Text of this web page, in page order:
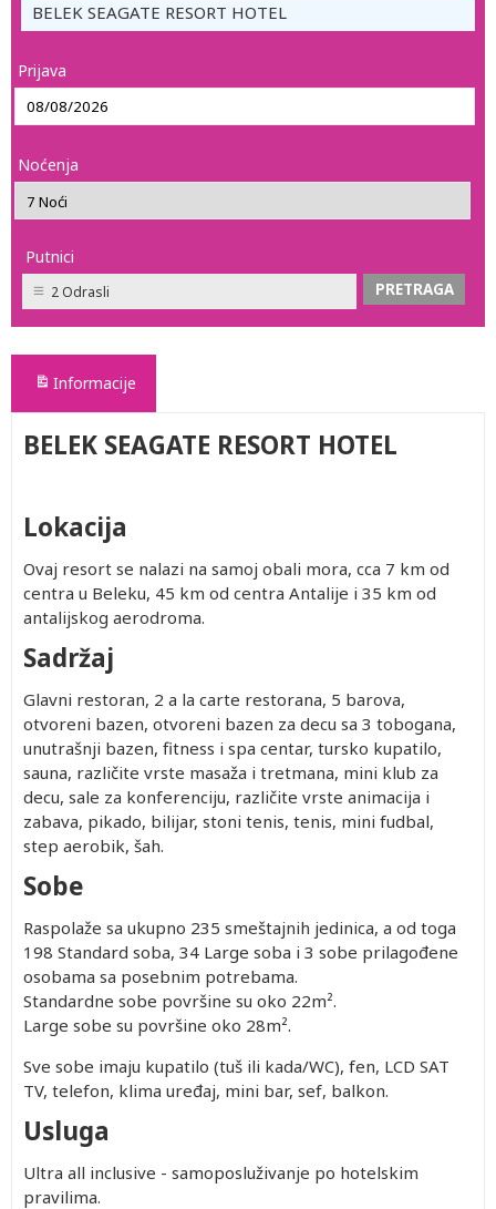
BELEK SEAGATE RESORT HOTEL
Prijava
Noćenja
Putnici
2 Odrasli
Informacije
BELEK SEAGATE RESORT HOTEL
Lokacija
Ovaj resort se nalazi na samoj obali mora, cca 7 km od
centra u Beleku, 45 km od centra Antalije i 35 km od
antalijskog aerodroma.
Sadržaj
Glavni restoran, 2 a la carte restorana, 5 barova,
otvoreni bazen, otvoreni bazen za decu sa 3 tobogana,
unutrašnji bazen, fitness i spa centar, tursko kupatilo,
sauna, različite vrste masaža i tretmana, mini klub za
decu, sale za konferenciju, različite vrste animacija i
zabava, pikado, bilijar, stoni tenis, tenis, mini fudbal,
step aerobik, šah.
Sobe
Raspolaže sa ukupno 235 smeštajnih jedinica, a od toga
198 Standard soba, 34 Large soba i 3 sobe prilagođene
osobama sa posebnim potrebama.
Standardne sobe površine su oko 22m².
Large sobe su površine oko 28m².
Sve sobe imaju kupatilo (tuš ili kada/WC), fen, LCD SAT
TV, telefon, klima uređaj, mini bar, sef, balkon.
Usluga
Ultra all inclusive - samoposluživanje po hotelskim
pravilima.